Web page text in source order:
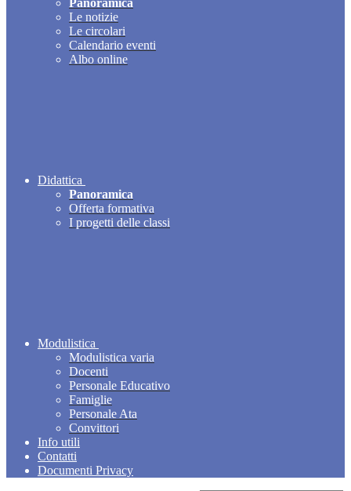
Panoramica
Le notizie
Le circolari
Calendario eventi
Albo online
Didattica
Panoramica
Offerta formativa
I progetti delle classi
Modulistica
Modulistica varia
Docenti
Personale Educativo
Famiglie
Personale Ata
Convittori
Info utili
Contatti
Documenti Privacy